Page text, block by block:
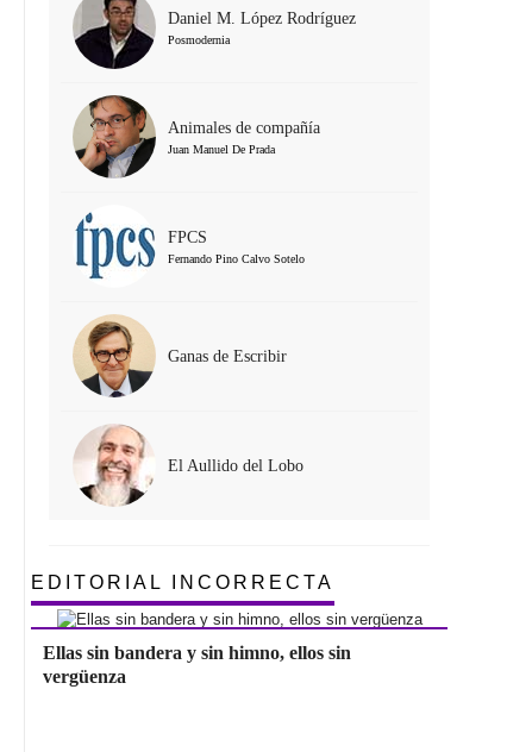
Daniel M. López Rodríguez
Posmodernia
Animales de compañía
Juan Manuel De Prada
FPCS
Fernando Pino Calvo Sotelo
Ganas de Escribir
El Aullido del Lobo
EDITORIAL INCORRECTA
Ellas sin bandera y sin himno, ellos sin
vergüenza